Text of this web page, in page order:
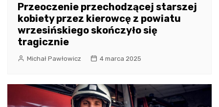
Przeoczenie przechodzącej starszej
kobiety przez kierowcę z powiatu
wrzesińskiego skończyło się
tragicznie
Michał Pawłowicz 4 marca 2025